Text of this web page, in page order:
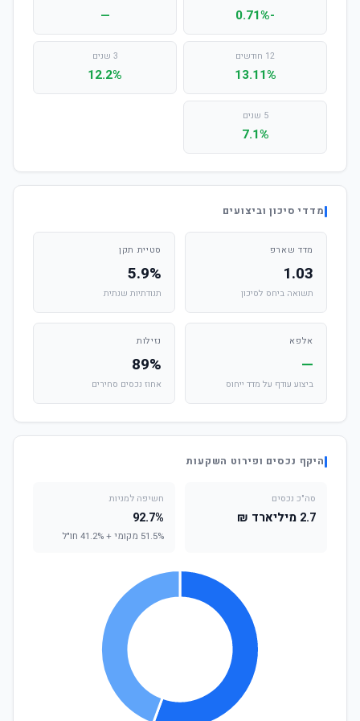
-0.71%
—
12 חודשים
13.11%
3 שנים
12.2%
5 שנים
7.1%
מדדי סיכון וביצועים
מדד שארפ
1.03
תשואה ביחס לסיכון
סטיית תקן
5.9%
תנודתיות שנתית
אלפא
—
ביצוע עודף על מדד ייחוס
נזילות
89%
אחוז נכסים סחירים
היקף נכסים ופירוט השקעות
סה"כ נכסים
2.7 מיליארד ₪
חשיפה למניות
92.7%
51.5% מקומי + 41.2% חו"ל